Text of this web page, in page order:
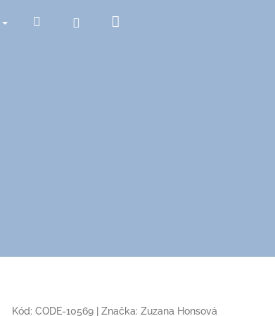
Hledat Přihlášení
Kód: CODE-10569 Značka: Zuzana Honsová